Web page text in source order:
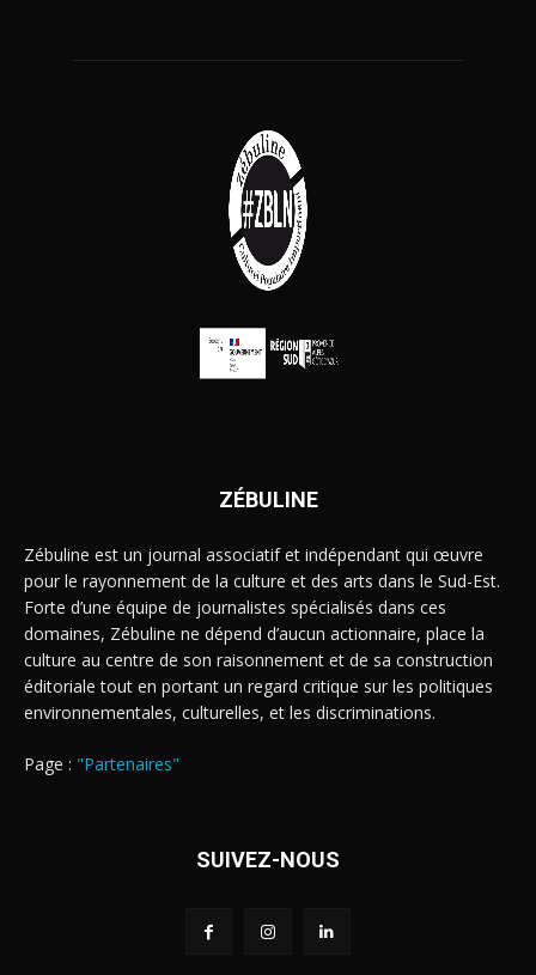
ZÉBULINE
Zébuline est un journal associatif et indépendant qui œuvre
pour le rayonnement de la culture et des arts dans le Sud-Est.
Forte d’une équipe de journalistes spécialisés dans ces
domaines, Zébuline ne dépend d’aucun actionnaire, place la
culture au centre de son raisonnement et de sa construction
éditoriale tout en portant un regard critique sur les politiques
environnementales, culturelles, et les discriminations.
Page : "Partenaires"
SUIVEZ-NOUS